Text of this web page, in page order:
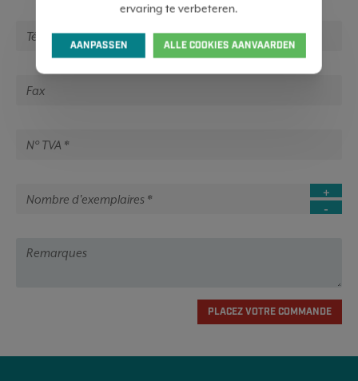
PLACEZ VOTRE COMMANDE
ervaring te verbeteren.
AANPASSEN ALLE COOKIES AANVAARDEN